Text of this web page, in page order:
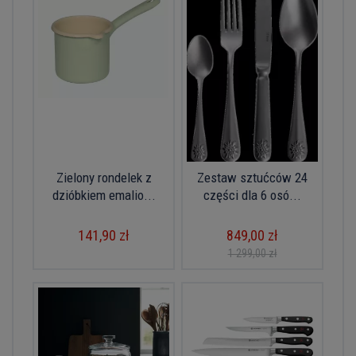
Zielony rondelek z
dzióbkiem emalio...
141,90 zł
Zestaw sztućców 24
części dla 6 osó...
849,00 zł
1 299,00 zł